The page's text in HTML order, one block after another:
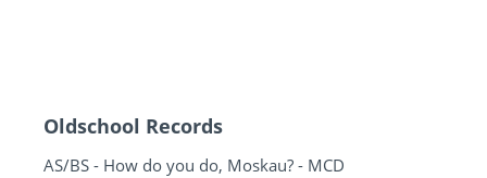
Oldschool Records
AS/BS - How do you do, Moskau? - MCD